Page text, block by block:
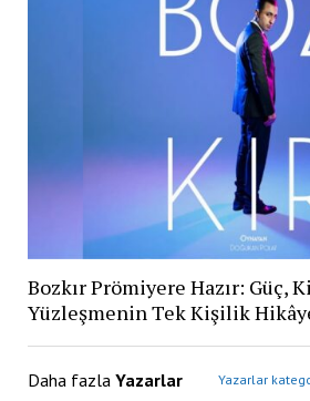
Bozkır Prömiyere Hazır: Güç,
Yüzleşmenin Tek Kişilik
Daha fazla Yazarlar Yazarlar